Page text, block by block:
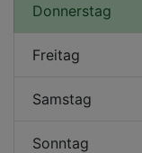
Donnerstag
Freitag
Samstag
Sonntag